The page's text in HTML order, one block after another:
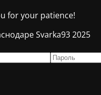
for your patience!
Svarka93 2025